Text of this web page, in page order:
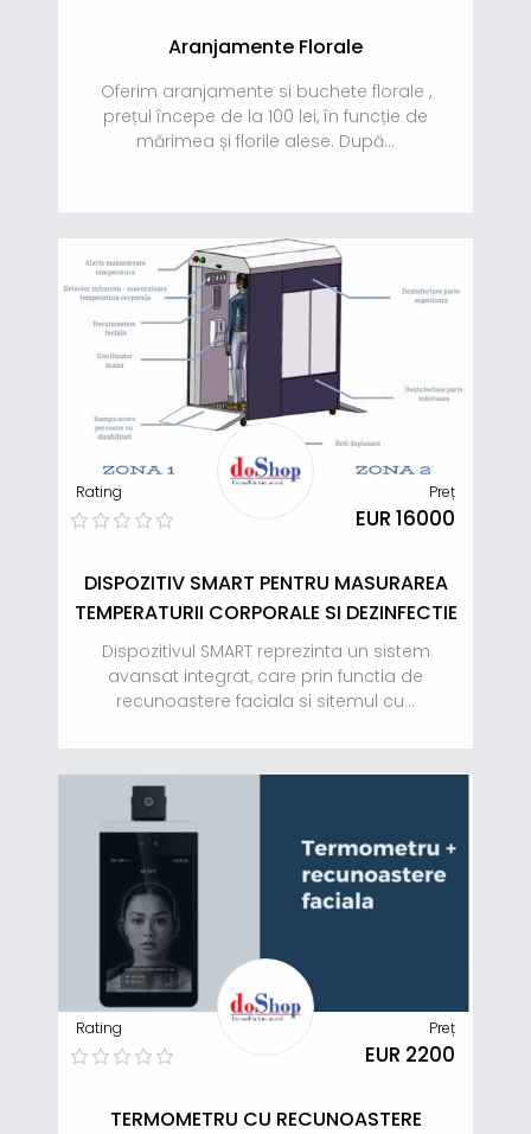
Aranjamente Florale
Oferim aranjamente si buchete florale ,
prețul începe de la 100 lei, în funcție de
mărimea și florile alese. După...
Rating Preț
EUR 16000
DISPOZITIV SMART PENTRU MASURAREA
TEMPERATURII CORPORALE SI DEZINFECTIE
Dispozitivul SMART reprezinta un sistem
avansat integrat, care prin functia de
recunoastere faciala si sitemul cu...
Rating Preț
EUR 2200
TERMOMETRU CU RECUNOASTERE